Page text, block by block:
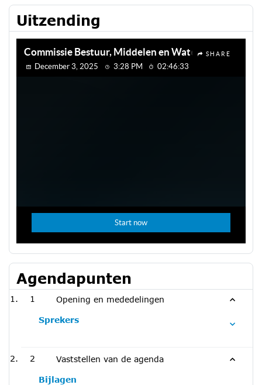
Uitzending
Agendapunten
1 Opening en mededelingen
Sprekers
2 Vaststellen van de agenda
Bijlagen